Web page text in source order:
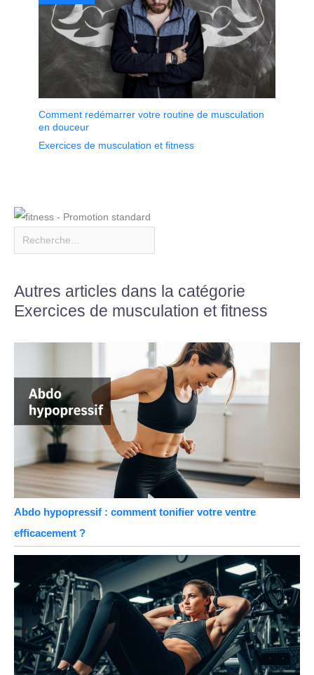
Comment redémarrer votre routine de musculation
en douceur
Exercices de musculation et fitness
Autres articles dans la catégorie
Exercices de musculation et fitness
Abdo hypopressif : comment tonifier votre ventre
efficacement ?